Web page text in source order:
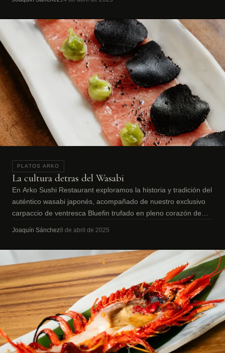
PLATOS ARKO
La cultura detras del Wasabi
En Arko Sushi Restaurant exploramos la historia y tradición del
auténtico wasabi japonés, acompañado de nuestro exclusivo
carpaccio de ventresca Bluefin trufado en pleno corazón de
Joaquín Sánchez8 de abril de 2025